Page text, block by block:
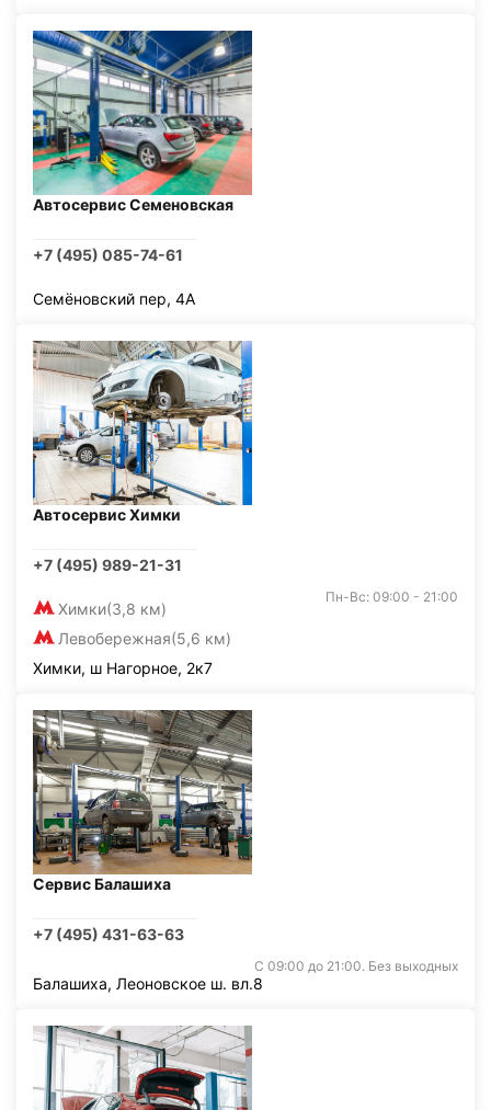
Автосервис Семеновская
+7 (495) 085-74-61
Семёновский пер, 4А
Автосервис Химки
+7 (495) 989-21-31
Химки(3,8 км)
Левобережная(5,6 км)
Пн-Вс: 09:00 - 21:00
Химки, ш Нагорное, 2к7
Сервис Балашиха
+7 (495) 431-63-63
С 09:00 до 21:00. Без выходных
Балашиха, Леоновское ш. вл.8